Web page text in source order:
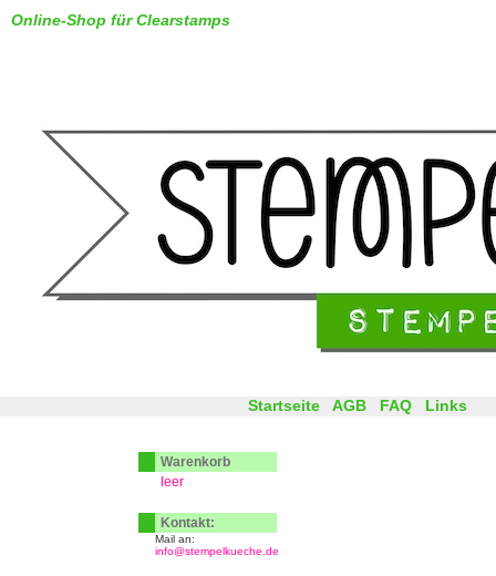
Online-Shop für Clearstamps
Startseite AGB FAQ Links
Warenkorb
leer
Kontakt:
Mail an:
info@stempelkueche.de